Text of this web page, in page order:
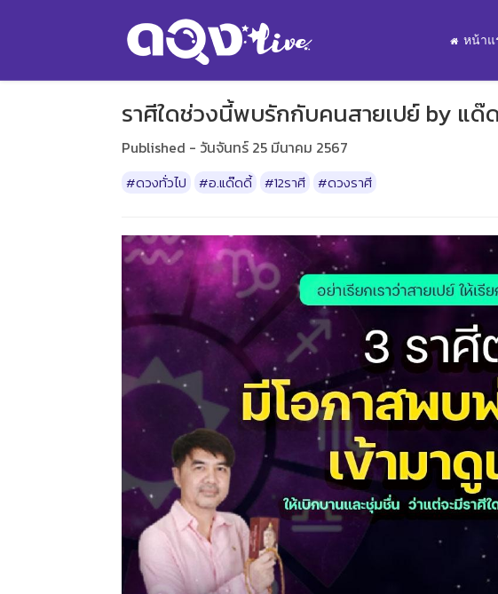
หน้าแ
ราศีใดช่วงนี้พบรักกับคนสายเปย์ by แ
Published - วันจันทร์ 25 มีนาคม 2567
#ดวงทั่วไป #อ.แด๊ดดี้ #12ราศี #ดวงราศี